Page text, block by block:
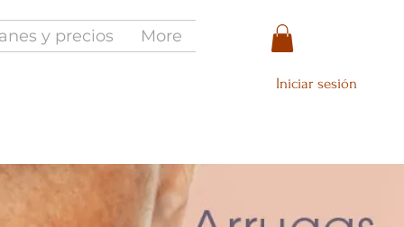
Iniciar sesión
y precios More